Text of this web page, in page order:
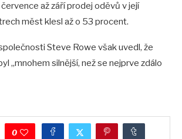
až září prodej oděvů v její
měst klesl až o 53 procent.
Steve Rowe však uvedl, že
„mnohem silnější, než se nejprve zdálo
0